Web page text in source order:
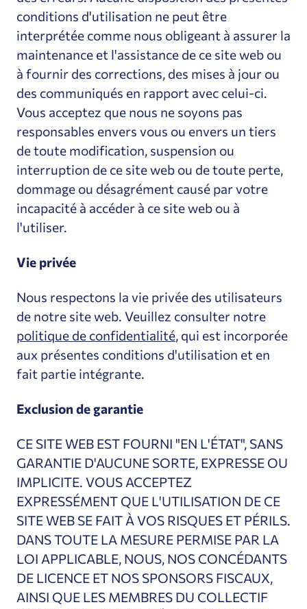
conditions d'utilisation ne peut être
interprétée comme nous obligeant à assurer la
maintenance et l'assistance de ce site web ou
à fournir des corrections, des mises à jour ou
des communiqués en rapport avec celui-ci.
Vous acceptez que nous ne soyons pas
responsables envers vous ou envers un tiers
de toute modification, suspension ou
interruption de ce site web ou de toute perte,
dommage ou désagrément causé par votre
incapacité à accéder à ce site web ou à
l'utiliser.
Vie privée
Nous respectons la vie privée des utilisateurs
de notre site web. Veuillez consulter notre
politique de confidentialité, qui est incorporée
aux présentes conditions d'utilisation et en
fait partie intégrante.
Exclusion de garantie
CE SITE WEB EST FOURNI "EN L'ÉTAT", SANS
GARANTIE D'AUCUNE SORTE, EXPRESSE OU
IMPLICITE. VOUS ACCEPTEZ
EXPRESSÉMENT QUE L'UTILISATION DE CE
SITE WEB SE FAIT À VOS RISQUES ET PÉRILS.
DANS TOUTE LA MESURE PERMISE PAR LA
LOI APPLICABLE, NOUS, NOS CONCÉDANTS
DE LICENCE ET NOS SPONSORS FISCAUX,
AINSI QUE LES MEMBRES DU COLLECTIF